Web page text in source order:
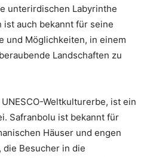
unterirdischen Labyrinthe
ist auch bekannt für seine
und Möglichkeiten, in einem
Landschaften zu
Weltkulturerbe, ist ein
Safranbolu ist bekannt für
Häuser und engen
Besucher in die